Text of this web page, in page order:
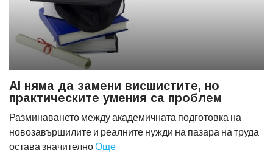
AI няма да замени висшистите, но
практическите умения са проблем
Разминаването между академичната подготовка на
новозавършилите и реалните нужди на пазара на труда
остава значителноОще